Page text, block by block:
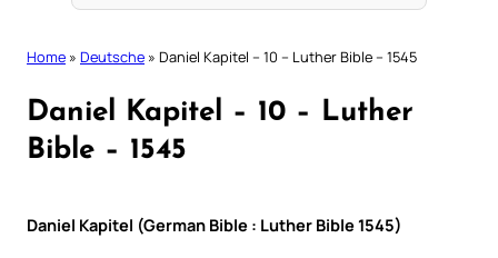
Home » Deutsche » Daniel Kapitel – 10 – Luther Bible – 1545
Daniel Kapitel – 10 – Luther
Bible – 1545
Daniel Kapitel (German Bible : Luther Bible 1545)